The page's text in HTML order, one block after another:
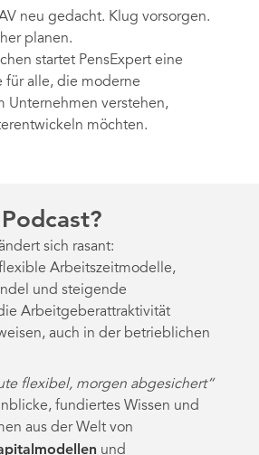
neu gedacht. Klug vorsorgen.
planen.
startet PensExpert eine
für alle, die moderne
Unternehmen verstehen,
möchten.
sich rasant:
Arbeitszeitmodelle,
und steigende
Arbeitgeberattraktivität
auch in der betrieblichen
flexibel, morgen abgesichert“
fundiertes Wissen und
aus der Welt von
und